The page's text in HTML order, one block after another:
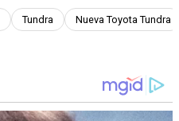
Tundra Nueva Toyota Tundra